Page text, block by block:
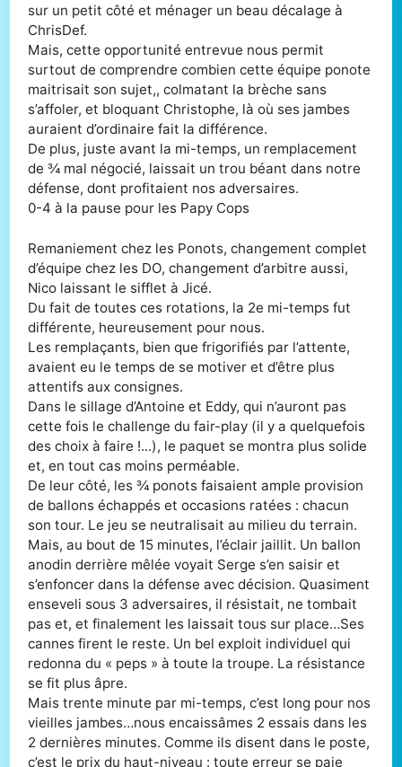
sur un petit côté et ménager un beau décalage à
ChrisDef.
Mais, cette opportunité entrevue nous permit
surtout de comprendre combien cette équipe ponote
maitrisait son sujet,, colmatant la brèche sans
s’affoler, et bloquant Christophe, là où ses jambes
auraient d’ordinaire fait la différence.
De plus, juste avant la mi-temps, un remplacement
de ¾ mal négocié, laissait un trou béant dans notre
défense, dont profitaient nos adversaires.
0-4 à la pause pour les Papy Cops
Remaniement chez les Ponots, changement complet
d’équipe chez les DO, changement d’arbitre aussi,
Nico laissant le sifflet à Jicé.
Du fait de toutes ces rotations, la 2e mi-temps fut
différente, heureusement pour nous.
Les remplaçants, bien que frigorifiés par l’attente,
avaient eu le temps de se motiver et d’être plus
attentifs aux consignes.
Dans le sillage d’Antoine et Eddy, qui n’auront pas
cette fois le challenge du fair-play (il y a quelquefois
des choix à faire !...), le paquet se montra plus solide
et, en tout cas moins perméable.
De leur côté, les ¾ ponots faisaient ample provision
de ballons échappés et occasions ratées : chacun
son tour. Le jeu se neutralisait au milieu du terrain.
Mais, au bout de 15 minutes, l’éclair jaillit. Un ballon
anodin derrière mêlée voyait Serge s’en saisir et
s’enfoncer dans la défense avec décision. Quasiment
enseveli sous 3 adversaires, il résistait, ne tombait
pas et, et finalement les laissait tous sur place…Ses
cannes firent le reste. Un bel exploit individuel qui
redonna du « peps » à toute la troupe. La résistance
se fit plus âpre.
Mais trente minute par mi-temps, c’est long pour nos
vieilles jambes…nous encaissâmes 2 essais dans les
2 dernières minutes. Comme ils disent dans le poste,
c’est le prix du haut-niveau : toute erreur se paie